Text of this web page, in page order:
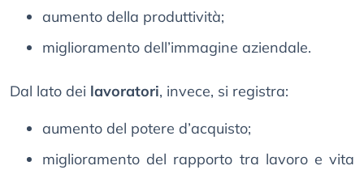
aumento della produttività;
miglioramento dell’immagine aziendale.
Dal lato dei lavoratori, invece, si registra:
aumento del potere d’acquisto;
miglioramento del rapporto tra lavoro e vita